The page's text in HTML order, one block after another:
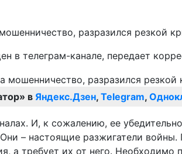
разразился резкой
в телеграм-канале, передает
в Яндекс.Дзен, Telegram,
И, к сожалению, ее
– настоящие разжигатели
а требует их от него.